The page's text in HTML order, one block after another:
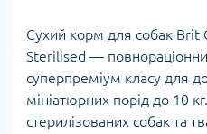
Сухий корм для собак Brit
Sterilised —
суперпреміум класу для
мініатюрних порід до 10
стерилізованих собак та